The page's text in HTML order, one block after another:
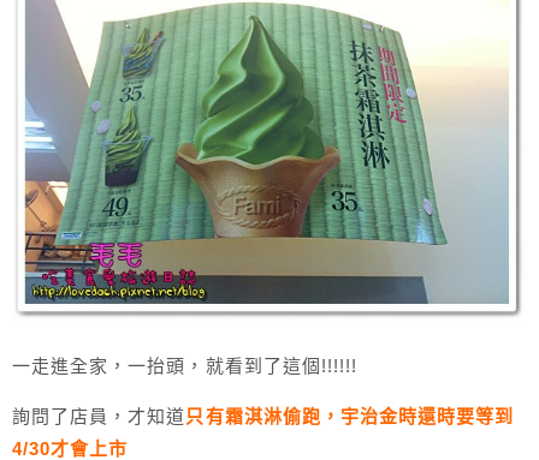
一走進全家，一抬頭，就看到了這個!!!!!!
詢問了店員，才知道只有霜淇淋偷跑，宇治金時還時要等到
4/30才會上市